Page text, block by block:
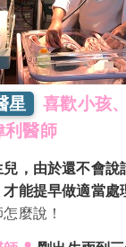
星
喜歡小孩
利醫師
，由於還不會說
能提早做適當處
麼說！